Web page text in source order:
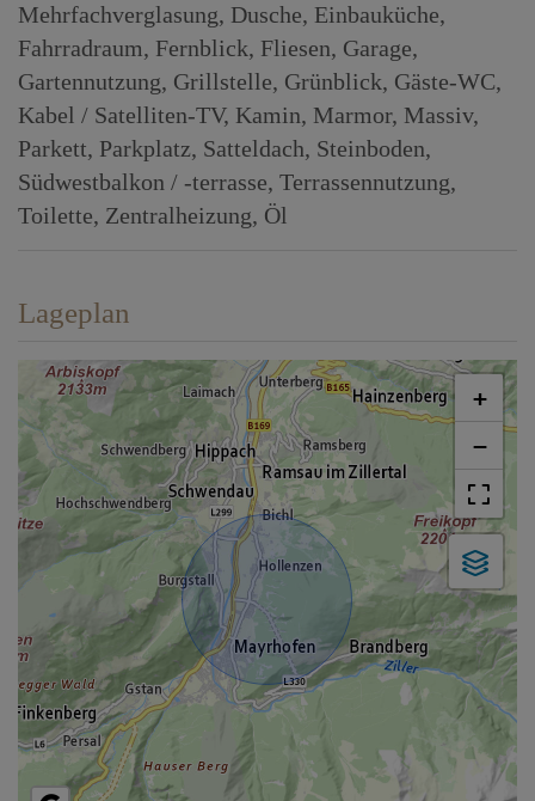
Mehrfachverglasung Dusche Einbauküche
Fahrradraum Fernblick Fliesen Garage
Gartennutzung Grillstelle Grünblick Gäste-WC
Kabel / Satelliten-TV Kamin Marmor Massiv
Parkett Parkplatz Satteldach Steinboden
Südwestbalkon / -terrasse Terrassennutzung
Toilette Zentralheizung Öl
Lageplan
+
−